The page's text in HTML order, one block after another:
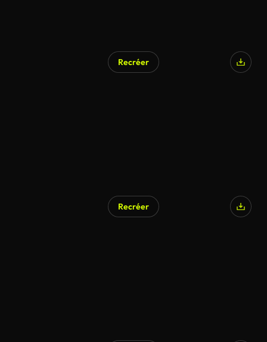
Recréer
Recréer